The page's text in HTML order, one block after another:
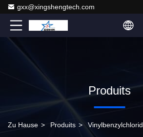
gxx@xingshengtech.com
Produits
Zu Hause > Produits > Vinylbenzylchlorid